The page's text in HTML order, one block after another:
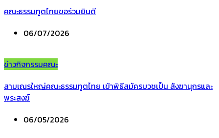
คณะธรรมทูตไทยขอร่วมยินดี
06/07/2026
ข่าวกิจกรรมคณะ
สามเณรใหญ่คณะธรรมทูตไทย เข้าพิธีสมัครบวชเป็น สังฆานุกรและ
พระสงฆ์
06/05/2026